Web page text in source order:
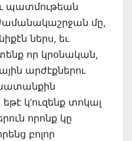
պատմութեան
մը,
ներս, եւ
որ կրօնական,
արժէքներու
կ’ուզենք տոկալ
որոնք կը
բոլոր